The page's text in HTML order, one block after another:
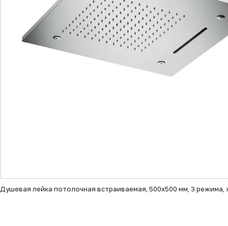
Душевая лейка потолочная встраиваемая, 500х500 мм, 3